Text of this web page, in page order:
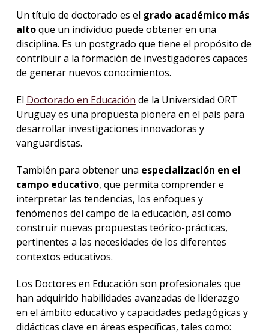
más
Un título de doctorado es el grado académico más
altoque un individuo puede obtener en una
disciplina. Es un postgrado que tiene el propósito de
contribuir a la formación de investigadores capaces
de generar nuevos conocimientos.
El Doctorado en Educación de la Universidad ORT
Uruguay es una propuesta pionera en el país para
desarrollar investigaciones innovadoras y
vanguardistas.
También para obtener una especialización en el
campo educativo, que permita comprender e
interpretar las tendencias, los enfoques y
fenómenos del campo de la educación, así como
construir nuevas propuestas teórico-prácticas,
pertinentes a las necesidades de los diferentes
contextos educativos.
Los Doctores en Educación son profesionales que
han adquirido habilidades avanzadas de liderazgo
en el ámbito educativo y capacidades pedagógicas y
didácticas clave en áreas específicas, tales como: